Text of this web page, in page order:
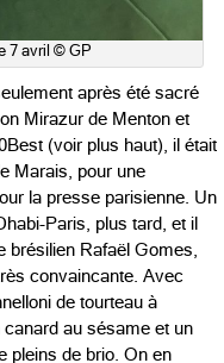
7 avril © GP
après été sacré
Mirazur de Menton et
(voir plus haut), il était
Marais, pour une
la presse parisienne. Un
Paris, plus tard, et il
brésilien Rafaël Gomes,
convaincante. Avec
de tourteau à
canard au sésame et un
pleins de brio. On en